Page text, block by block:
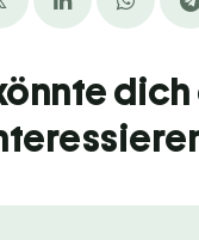
dich